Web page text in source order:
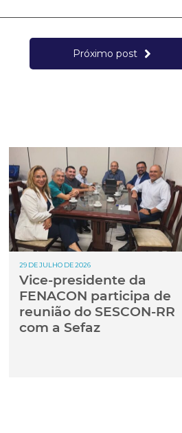
Próximo post
29 DE JULHO DE 2026
Vice-presidente da
FENACON participa de
reunião do SESCON-RR
com a Sefaz